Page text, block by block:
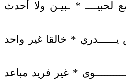
* ـبيـن ولا أحدث
* خالقا غير واحد
* غير فريد مباعد